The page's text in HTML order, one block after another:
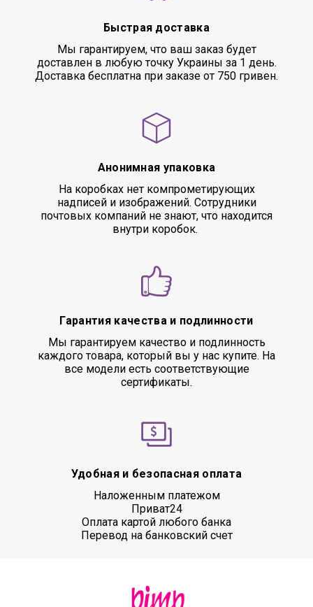
Быстрая доставка
Мы гарантируем, что ваш заказ будет
доставлен в любую точку Украины за 1 день.
Доставка бесплатна при заказе от 750 гривен.
Анонимная упаковка
На коробках нет компрометирующих
надписей и изображений. Сотрудники
почтовых компаний не знают, что находится
внутри коробок.
Гарантия качества и подлинности
Мы гарантируем качество и подлинность
каждого товара, который вы у нас купите. На
все модели есть соответствующие
сертификаты.
Удобная и безопасная оплата
Наложенным платежом
Приват24
Оплата картой любого банка
Перевод на банковский счет